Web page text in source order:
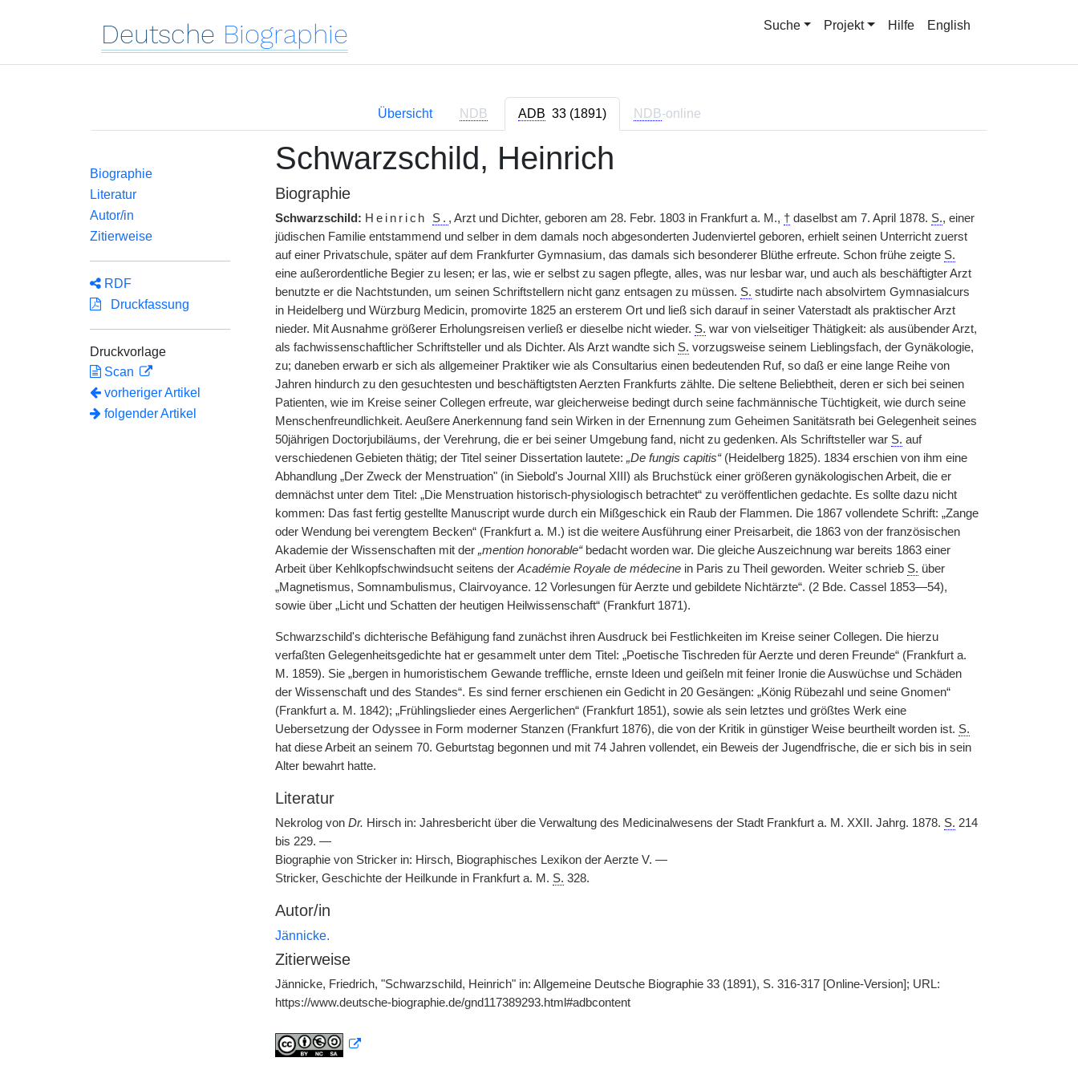
Deutsche Biographie Suche Projekt Hilfe English
Übersicht NDB ADB 33 (1891) NDB-online
Biographie
Literatur
Autor/in
Zitierweise
RDF
Druckfassung
Druckvorlage
Scan
vorheriger Artikel
folgender Artikel
Schwarzschild, Heinrich
Biographie
Schwarzschild: Heinrich S. , Arzt und Dichter, geboren am 28. Febr. 1803 in Frankfurt a. M., † daselbst am 7. April 1878. S., einer
jüdischen Familie entstammend und selber in dem damals noch abgesonderten Judenviertel geboren, erhielt seinen Unterricht zuerst
auf einer Privatschule, später auf dem Frankfurter Gymnasium, das damals sich besonderer Blüthe erfreute. Schon frühe zeigte S.
eine außerordentliche Begier zu lesen; er las, wie er selbst zu| sagen pflegte, alles, was nur lesbar war, und auch als beschäftigter Arzt
benutzte er die Nachtstunden, um seinen Schriftstellern nicht ganz entsagen zu müssen. S. studirte nach absolvirtem Gymnasialcurs
in Heidelberg und Würzburg Medicin, promovirte 1825 an ersterem Ort und ließ sich darauf in seiner Vaterstadt als praktischer Arzt
nieder. Mit Ausnahme größerer Erholungsreisen verließ er dieselbe nicht wieder. S. war von vielseitiger Thätigkeit: als ausübender Arzt,
als fachwissenschaftlicher Schriftsteller und als Dichter. Als Arzt wandte sich S. vorzugsweise seinem Lieblingsfach, der Gynäkologie,
zu; daneben erwarb er sich als allgemeiner Praktiker wie als Consultarius einen bedeutenden Ruf, so daß er eine lange Reihe von
Jahren hindurch zu den gesuchtesten und beschäftigtsten Aerzten Frankfurts zählte. Die seltene Beliebtheit, deren er sich bei seinen
Patienten, wie im Kreise seiner Collegen erfreute, war gleicherweise bedingt durch seine fachmännische Tüchtigkeit, wie durch seine
Menschenfreundlichkeit. Aeußere Anerkennung fand sein Wirken in der Ernennung zum Geheimen Sanitätsrath bei Gelegenheit seines
50jährigen Doctorjubiläums, der Verehrung, die er bei seiner Umgebung fand, nicht zu gedenken. Als Schriftsteller war S. auf
verschiedenen Gebieten thätig; der Titel seiner Dissertation lautete: „De fungis capitis“(Heidelberg 1825). 1834 erschien von ihm eine
Abhandlung „Der Zweck der Menstruation" (in Siebold's Journal XIII) als Bruchstück einer größeren gynäkologischen Arbeit, die er
demnächst unter dem Titel: „Die Menstruation historisch-physiologisch betrachtet“ zu veröffentlichen gedachte. Es sollte dazu nicht
kommen: Das fast fertig gestellte Manuscript wurde durch ein Mißgeschick ein Raub der Flammen. Die 1867 vollendete Schrift: „Zange
oder Wendung bei verengtem Becken“ (Frankfurt a. M.) ist die weitere Ausführung einer Preisarbeit, die 1863 von der französischen
Akademie der Wissenschaften mit der „mention honorable“bedacht worden war. Die gleiche Auszeichnung war bereits 1863 einer
Arbeit über Kehlkopfschwindsucht seitens der Académie Royale de médecinein Paris zu Theil geworden. Weiter schrieb S. über
„Magnetismus, Somnambulismus, Clairvoyance. 12 Vorlesungen für Aerzte und gebildete Nichtärzte“. (2 Bde. Cassel 1853—54),
sowie über „Licht und Schatten der heutigen Heilwissenschaft“ (Frankfurt 1871).
Schwarzschild's dichterische Befähigung fand zunächst ihren Ausdruck bei Festlichkeiten im Kreise seiner Collegen. Die hierzu
verfaßten Gelegenheitsgedichte hat er gesammelt unter dem Titel: „Poetische Tischreden für Aerzte und deren Freunde“ (Frankfurt a.
M. 1859). Sie „bergen in humoristischem Gewande treffliche, ernste Ideen und geißeln mit feiner Ironie die Auswüchse und Schäden
der Wissenschaft und des Standes“. Es sind ferner erschienen ein Gedicht in 20 Gesängen: „König Rübezahl und seine Gnomen“
(Frankfurt a. M. 1842); „Frühlingslieder eines Aergerlichen“ (Frankfurt 1851), sowie als sein letztes und größtes Werk eine
Uebersetzung der Odyssee in Form moderner Stanzen (Frankfurt 1876), die von der Kritik in günstiger Weise beurtheilt worden ist. S.
hat diese Arbeit an seinem 70. Geburtstag begonnen und mit 74 Jahren vollendet, ein Beweis der Jugendfrische, die er sich bis in sein
Alter bewahrt hatte.
Literatur
Nekrolog von Dr. Hirsch in: Jahresbericht über die Verwaltung des Medicinalwesens der Stadt Frankfurt a. M. XXII. Jahrg. 1878. S. 214
bis 229. —
Biographie von Stricker in: Hirsch, Biographisches Lexikon der Aerzte V. —
Stricker, Geschichte der Heilkunde in Frankfurt a. M. S. 328.
Autor/in
Jännicke.
Zitierweise
Jännicke, Friedrich, "Schwarzschild, Heinrich" in: Allgemeine Deutsche Biographie 33 (1891), S. 316-317 [Online-Version]; URL:
https://www.deutsche-biographie.de/gnd117389293.html#adbcontent